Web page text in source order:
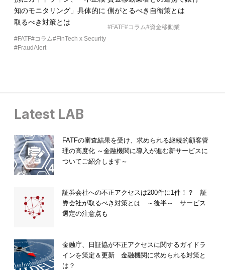
知のモニタリング」具体的に
取るべき対策とは
FATF コラム
FinTech x Security
FraudAlert
側がとるべき自衛策とは
FATF コラム 資金移動業
Latest LAB
FATFの審査結果を受け、求められる継続的顧客管
理の高度化 ～金融機関に導入が進む新サービスに
ついてご紹介します～
証券会社への不正アクセスは200件に1件！？ 証
券会社が取るべき対策とは ～後半～ サービス
選定の注意点も
金融庁、日証協が不正アクセスに関するガイドラ
インを策定＆更新 金融機関に求められる対策と
は？